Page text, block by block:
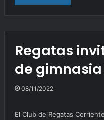
Regatas
de
08/11/2022
El Club de Regatas